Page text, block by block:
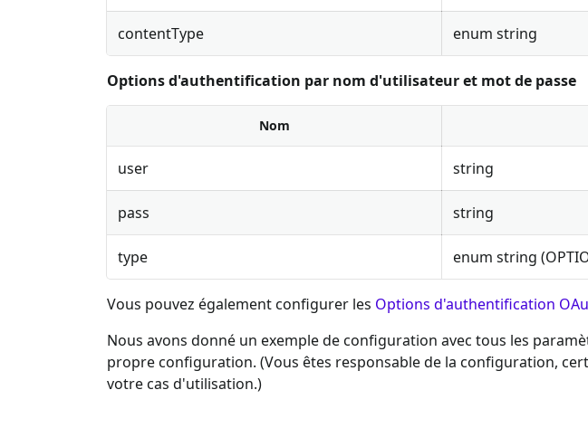
contentType enum string
Options d'authentification par nom d'utilisateur et mot de passe
Nom
user string
pass string
type enum string
Vous pouvez également configurer les Options d'authentification
Nous avons donné un exemple de configuration avec tous les
propre configuration. (Vous êtes responsable de la configuration,
votre cas d'utilisation.)